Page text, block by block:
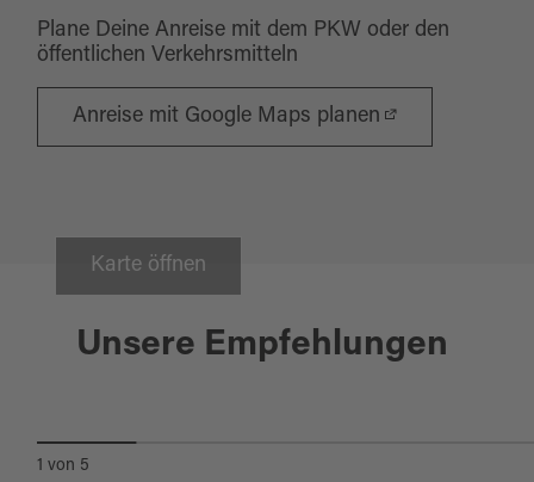
Plane Deine Anreise mit dem PKW oder den
öffentlichen Verkehrsmitteln
Anreise mit Google Maps planen
Karte öffnen
Unsere Empfehlungen
Waldthurn
SNOWBOARDZENTRUM
1 von 5